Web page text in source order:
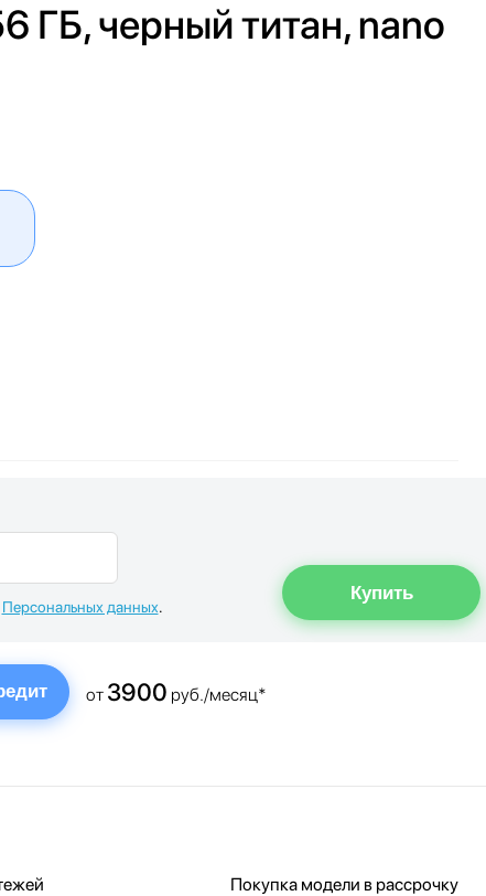
ГБ, черный титан, nano
Персональных данных.
от 3900 руб./месяц*
Покупка модели в рассрочку